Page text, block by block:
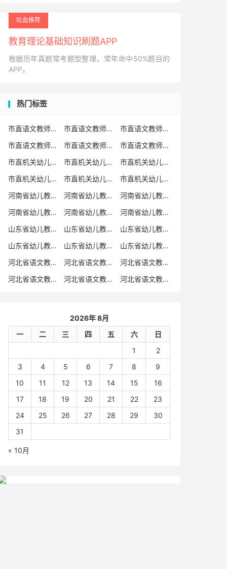
吐血推荐
教育理论基础知识刷题APP
根据历年真题常考题型整理，常年命中50%题目的
APP。
热门标签
市直语文教师招聘 市直语文教师招聘考试真题
市直语文教师招聘考试真题卷
市直语文教师编制考试真题
市直语文教师编制考试真题卷
市直语文教师考试
市直机关幼儿教师招聘
市直机关幼儿教师考试
市直机关幼儿教师招聘考试真题
市直机关幼儿教师招聘考试真题卷
市直机关幼儿教师编制考试真题卷
市直机关幼儿教师编制考试真题
河南省幼儿教师招聘
河南省幼儿教师考试
河南省幼儿教师招聘考试真题
河南省幼儿教师招聘考试真题卷
河南省幼儿教师编制考试真题
河南省幼儿教师编制考试真题卷
山东省幼儿教师招聘
山东省幼儿教师考试
山东省幼儿教师招聘考试真题
山东省幼儿教师招聘考试真题卷
山东省幼儿教师编制考试真题
山东省幼儿教师编制考试真题卷
河北省语文教师招聘
河北省语文教师招聘考试真题
河北省语文教师招聘考试真题卷
河北省语文教师编制考试真题
河北省语文教师编制考试真题卷 河北省语文教师考试
2026年 8月
一
二 三 四 五 六
日
1
2
3
4 5 6 7 8
9
10
11 12 13 14 15
16
17
18 19 20 21 22
23
24
25 26 27 28 29
30
31
« 10月